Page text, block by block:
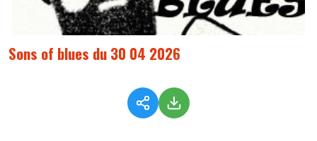
Sons of blues du 30 04 2026